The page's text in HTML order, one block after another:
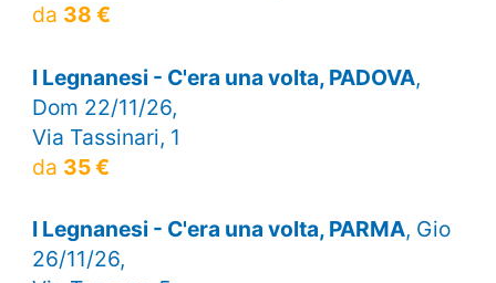
da 38 €
I Legnanesi - C'era una volta, PADOVA,
Dom 22/11/26,
Via Tassinari, 1
da 35 €
I Legnanesi - C'era una volta, PARMA, Gio
26/11/26,